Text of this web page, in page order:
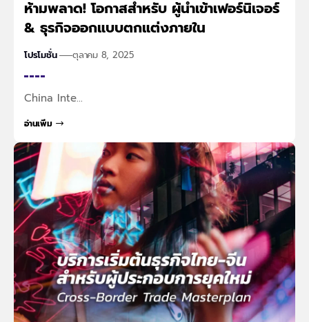
ห้ามพลาด! โอกาสสำหรับ ผู้นำเข้าเฟอร์นิเจอร์
& ธุรกิจออกแบบตกแต่งภายใน
โปรโมชั่น ตุลาคม 8, 2025
China Inte…
อ่านเพิ่ม